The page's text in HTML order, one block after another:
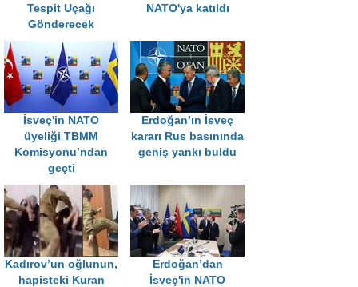
Tespit Uçağı
Gönderecek
NATO'ya katıldı
İsveç'in NATO
üyeliği TBMM
Komisyonu’ndan
geçti
Erdoğan’ın İsveç
kararı Rus basınında
geniş yankı buldu
Kadırov’un oğlunun,
hapisteki Kuran
Erdoğan’dan
İsveç'in NATO